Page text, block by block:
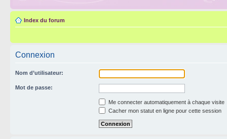
Index du forum
Connexion
Nom d’utilisateur:
Mot de passe:
Me connecter automatiquement à chaque visite
Cacher mon statut en ligne pour cette session